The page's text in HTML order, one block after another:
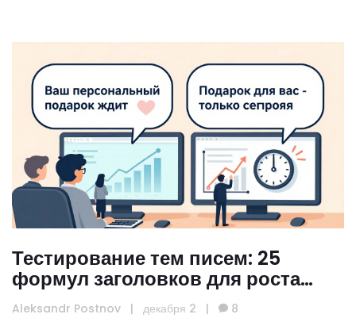
Тестирование тем писем: 25
формул заголовков для роста
открываемости email-рассылок
Aleksandr Postnov | декабря 2 | 8